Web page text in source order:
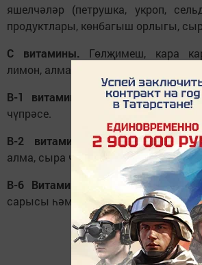
яшелчәләр (петрушка, укроп,
продуктлары, көнбагыш орлыгы,
С витамины. Гөлҗимеш, кара
лимон, алма, ананас, шпинат.
В-1 витамины
(тиамин). Кукуруз,
чүпрәсе.
В-2 витамины
(рибофлавин).
алма, сыра чүпрәсе, дөге.
В-6 Витамины
. Кәбестә,
сарысы һәм барлык сортлы